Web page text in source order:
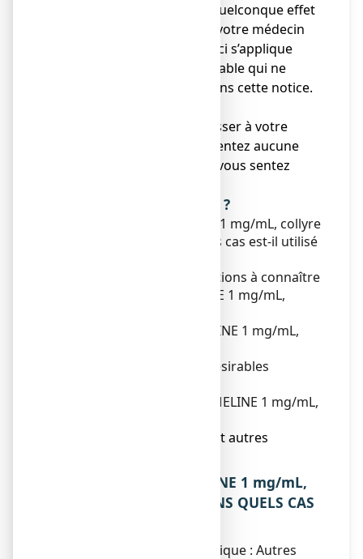
● Si vous ressentez un quelconque effet
indésirable, parlez-en à votre médecin
ou votre pharmacien Ceci s’applique
aussi à tout effet indésirable qui ne
serait pas mentionné dans cette notice.
● Vous devez vous adresser à votre
médecin si vous ne ressentez aucune
amélioration ou si vous vous sentez
Que contient cette notice ?
1. Qu'est-ce que ZAMELINE 1 mg/mL, collyre
en solution et dans quels cas est-il utilisé
2. Quelles sont les informations à connaître
ZAMELINE 1 mg/mL,
ZAMELINE 1 mg/mL,
4. Quels sont les effets indésirables
5. Comment conserver ZAMELINE 1 mg/mL,
6. Contenu de l’emballage et autres
1. QU’EST-CE QUE ZAMELINE 1 mg/mL,
collyre en solution ET DANS QUELS CAS
Classe pharmacothérapeutique : Autres